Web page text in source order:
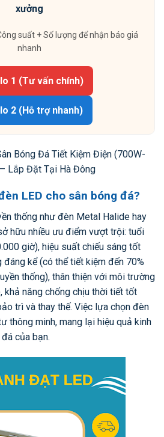
xưởng
suất + Số lượng để nhận báo giá
nhanh
1 (Tư vấn chính)
2 (Hỗ trợ nhanh)
Bóng Đá Tiết Kiệm Điện (700W-
Lắp Đặt Tại Hà Đông
LED cho sân bóng đá?
thống như đèn Metal Halide hay
hữu nhiều ưu điểm vượt trội: tuổi
giờ), hiệu suất chiếu sáng tốt
đáng kể (có thể tiết kiệm đến 70%
thống), thân thiện với môi trường
khả năng chống chịu thời tiết tốt
trì và thay thế. Việc lựa chọn đèn
thông minh, mang lại hiệu quả kinh
của bạn.